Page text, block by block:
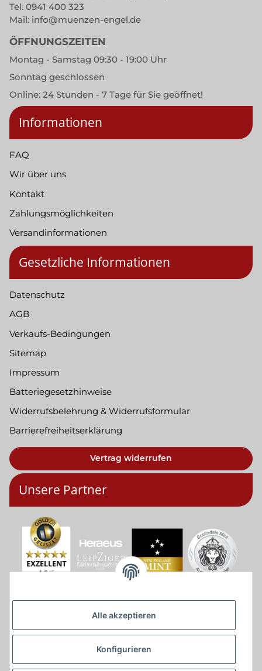
Alle akzeptieren
Konfigurieren
Tel. 0941 400 323
Mail: info@muenzen-engel.de
ÖFFNUNGSZEITEN
Montag - Samstag 09:30 - 19:00 Uhr
Sonntag geschlossen
Online: 24 Stunden - 7 Tage für Sie geöffnet!
Informationen
FAQ
Wir über uns
Kontakt
Zahlungsmöglichkeiten
Versandinformationen
Gesetzliche Informationen
Datenschutz
AGB
Verkaufs-Bedingungen
Sitemap
Impressum
Batteriegesetzhinweise
Widerrufsbelehrung & Widerrufsformular
Barrierefreiheitserklärung
Vertrag widerrufen
Unsere Partner